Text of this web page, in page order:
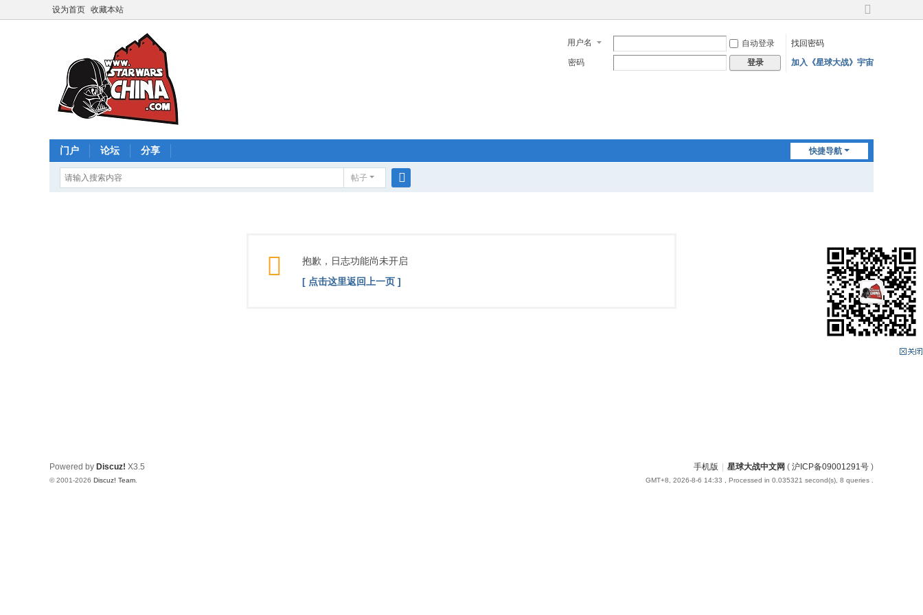
设为首页 收藏本站
切
宽
用户名 自动登录
找回密码
密码
登录 加入《星球大战》宇宙
快捷导航
门户 论坛 分享
帖子
抱歉，日志功能尚未开启
[ 点击这里返回上一页 ]
手机版 星球大战中文网 ( 沪ICP备09001291号 )
GMT+8, 2026-8-6 14:33 , Processed in 0.035321 second(s), 8 queries .
Powered by Discuz! X3.5
© 2001-2026 Discuz! Team